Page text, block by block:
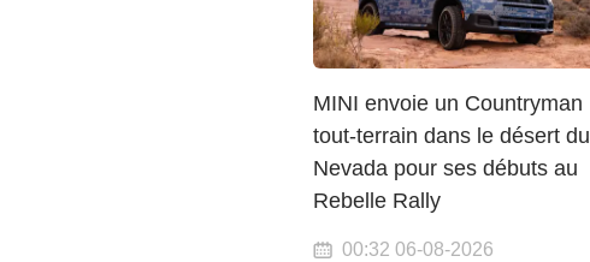
MINI envoie un Countryman
tout-terrain dans le désert du
Nevada pour ses débuts au
Rebelle Rally
00:32 06-08-2026